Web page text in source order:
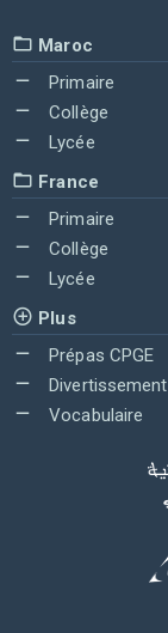
Maroc
Primaire
Collège
Lycée
France
Primaire
Collège
Lycée
Plus
Prépas CPGE
Divertissement
Vocabulaire